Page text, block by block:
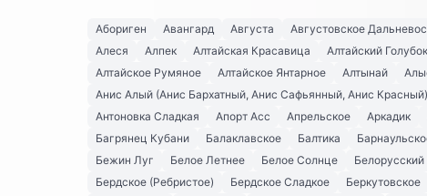
Абориген Авангард Августа Августовское
Алеся
Алпек Алтайская Красавица Алтайский Голубок
Алтайское Румяное
Алтайское Янтарное Алтынай
Анис Алый (Анис Бархатный, Анис Сафьянный, Анис Красный)
Антоновка Сладкая
Апорт Асс Апрельское Аркадик
Багрянец Кубани
Балаклавское Балтика
Бежин Луг
Белое Летнее Белое Солнце
Бердское (Ребристое)
Бердское Сладкое Беркутовское